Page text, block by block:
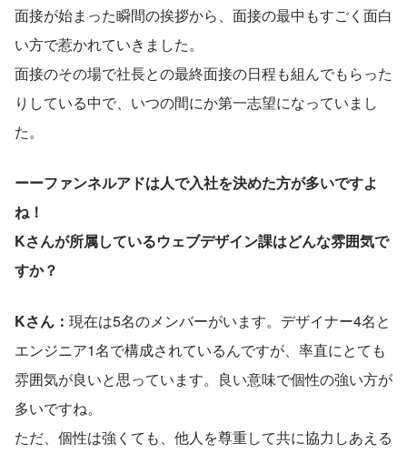
面接が始まった瞬間の挨拶から、面接の最中もすごく面白
い方で惹かれていきました。
面接のその場で社長との最終面接の日程も組んでもらった
りしている中で、いつの間にか第一志望になっていまし
た。
ーーファンネルアドは人で入社を決めた方が多いですよ
ね！
Kさんが所属しているウェブデザイン課はどんな雰囲気で
すか？
Kさん： 現在は5名のメンバーがいます。デザイナー4名と
エンジニア1名で構成されているんですが、率直にとても
雰囲気が良いと思っています。良い意味で個性の強い方が
多いですね。
ただ、個性は強くても、他人を尊重して共に協力しあえる